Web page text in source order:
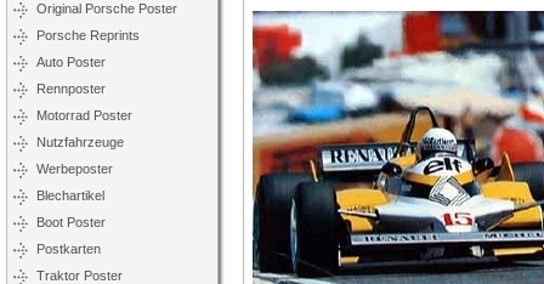
Original Porsche Poster
Porsche Reprints
Auto Poster
Rennposter
Motorrad Poster
Nutzfahrzeuge
Werbeposter
Blechartikel
Boot Poster
Postkarten
Traktor Poster